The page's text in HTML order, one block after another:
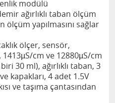
modülü
ağırlıklı taban ölçüm
ölçüm yapılmasını sağlar
ölçer, sensör,
cm ve 12880µS/cm
30 ml), ağırlıklı taban, 3
kapakları, 4 adet 1.5V
ve taşıma çantasından